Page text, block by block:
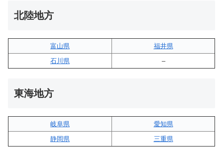
北陸地方
富山県
福井県
石川県
–
東海地方
岐阜県
愛知県
静岡県
三重県